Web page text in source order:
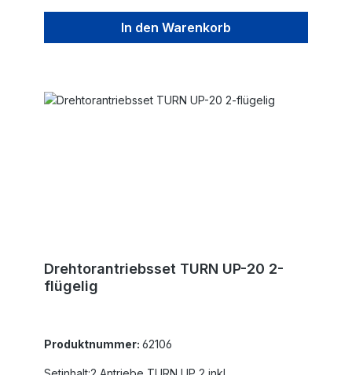
DrehmomentSehr leiser BetriebSanftstopp in
Kombination mit Steuerung ST51Die max.
Flügelbreite ist für winddurchlässige Füllungen und
In den Warenkorb
Drehtorantriebsset TURN UP-20 2-
flügelig
Produktnummer: 62106